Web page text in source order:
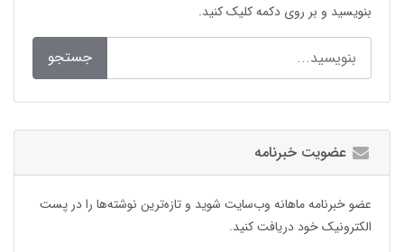
بنویسید و بر روی دکمه کلیک کنید.
جستجو
عضویت خبرنامه
عضو خبرنامه ماهانه وب‌سایت شوید و تازه‌ترین نوشته‌ها را در پست
الکترونیک خود دریافت کنید.